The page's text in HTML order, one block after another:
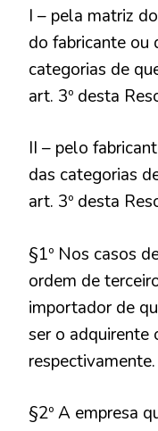
I – pela matriz
do fabricante ou
categorias de
art. 3º desta
II – pelo
das categorias
art. 3º desta
§1º Nos casos
ordem de
importador de
ser o adquirente
respectivamente.
§2º A empresa